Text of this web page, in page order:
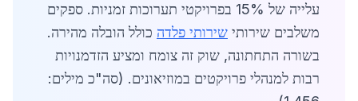
עלייה של 15% בפרויקטי תערוכות זמניות. ספקים
משלבים שירותי שירותי פלדה כולל הובלה מהירה.
בשורה התחתונה, שוק זה צומח ומציע הזדמנויות
רבות למנהלי פרויקטים במוזיאונים. (סה"כ מילים: